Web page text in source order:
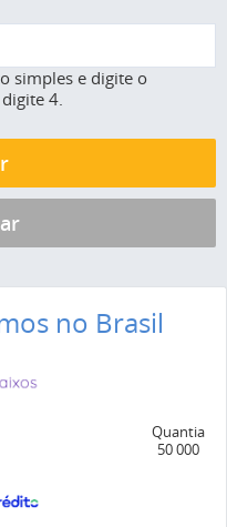
simples e digite o
4.
no Brasil
Quantia
50 000